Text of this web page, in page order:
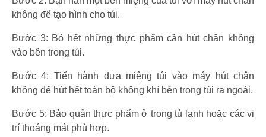
không để tạo hình cho túi.
Bước 3: Bỏ hết những thực phẩm cần hút chân không
vào bên trong túi.
Bước 4: Tiến hành đưa miệng túi vào máy hút chân
không để hút hết toàn bộ không khí bên trong túi ra ngoài.
Bước 5: Bảo quản thực phẩm ở trong tủ lạnh hoặc các vị
trí thoáng mát phù hợp.